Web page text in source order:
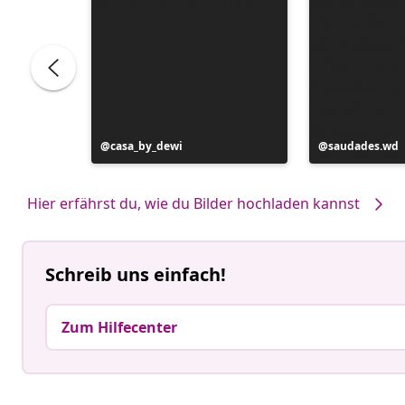
Beitrag
veröffentlicht
casa_by_dewi
Beitrag
veröffentlicht
saudades.wd
Hier erfährst du, wie du Bilder hochladen kannst
Schreib uns einfach!
Zum Hilfecenter